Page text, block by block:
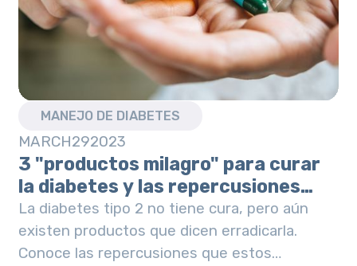
MANEJO DE DIABETES
MARCH292023
3 "productos milagro" para curar
la diabetes y las repercusiones
reales que tienen en tu salud
La diabetes tipo 2 no tiene cura, pero aún
existen productos que dicen erradicarla.
Conoce las repercusiones que estos